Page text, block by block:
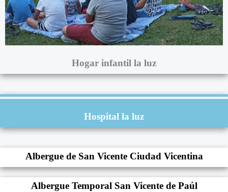
Hogar infantil la luz
Hospital la luz
Albergue de San Vicente Ciudad Vicentina
Albergue Temporal San Vicente de Paúl